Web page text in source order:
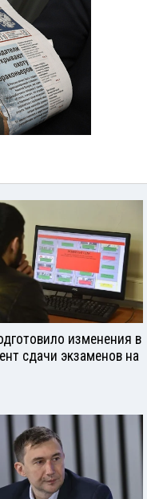
изменения в
сдачи экзаменов на